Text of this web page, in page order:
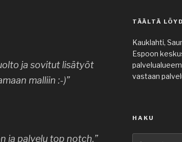
ja sovitut lisätyöt
malliin :-)”
ja palvelu top notch.”
TÄÄLTÄ
Kauklahti,
Espoon
vastaan
HAKU